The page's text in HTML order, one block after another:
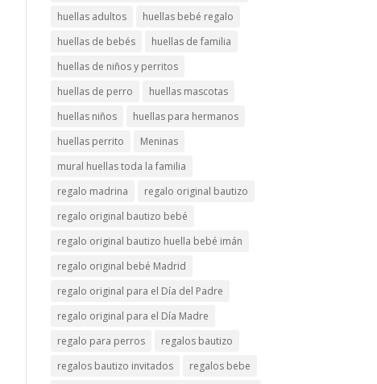
huellas adultos
huellas bebé regalo
huellas de bebés
huellas de familia
huellas de niños y perritos
huellas de perro
huellas mascotas
huellas niños
huellas para hermanos
huellas perrito
Meninas
mural huellas toda la familia
regalo madrina
regalo original bautizo
regalo original bautizo bebé
regalo original bautizo huella bebé imán
regalo original bebé Madrid
regalo original para el Día del Padre
regalo original para el Día Madre
regalo para perros
regalos bautizo
regalos bautizo invitados
regalos bebe